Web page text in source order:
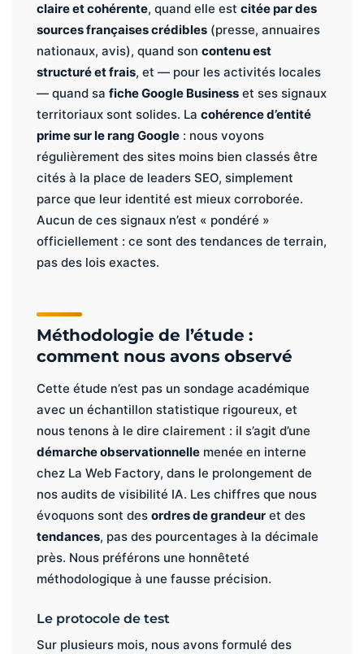
claire et cohérente, quand elle est citée par des
sources françaises crédibles (presse, annuaires
nationaux, avis), quand son contenu est
structuré et frais, et — pour les activités locales
— quand sa fiche Google Business et ses signaux
territoriaux sont solides. La cohérence d’entité
prime sur le rang Google : nous voyons
régulièrement des sites moins bien classés être
cités à la place de leaders SEO, simplement
parce que leur identité est mieux corroborée.
Aucun de ces signaux n’est « pondéré »
officiellement : ce sont des tendances de terrain,
pas des lois exactes.
Méthodologie de l’étude :
comment nous avons observé
Cette étude n’est pas un sondage académique
avec un échantillon statistique rigoureux, et
nous tenons à le dire clairement : il s’agit d’une
démarche observationnelle menée en interne
chez La Web Factory, dans le prolongement de
nos audits de visibilité IA. Les chiffres que nous
évoquons sont des ordres de grandeur et des
tendances, pas des pourcentages à la décimale
près. Nous préférons une honnêteté
méthodologique à une fausse précision.
Le protocole de test
Sur plusieurs mois, nous avons formulé des